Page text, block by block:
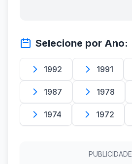
Selecione por Ano:
1992 1991
1987 1978
1974 1972
PUBLICIDADE